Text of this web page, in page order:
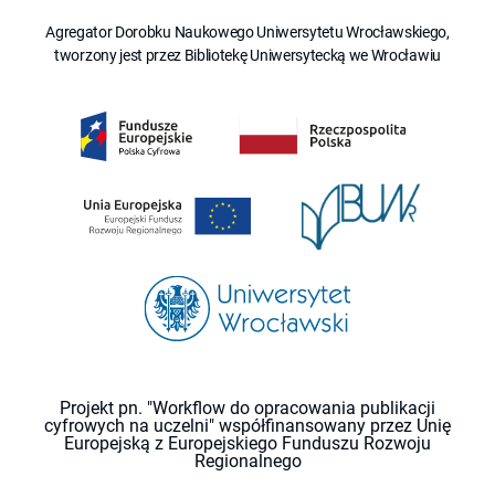
Agregator Dorobku Naukowego Uniwersytetu Wrocławskiego,
tworzony jest przez Bibliotekę Uniwersytecką we Wrocławiu
Projekt pn. "Workflow do opracowania publikacji
cyfrowych na uczelni" współfinansowany przez Unię
Europejską z Europejskiego Funduszu Rozwoju
Regionalnego